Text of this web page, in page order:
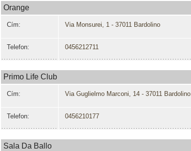
Orange
Cím: Via Monsurei, 1 - 37011 Bardolino
Telefon: 0456212711
Primo Life Club
Cím: Via Guglielmo Marconi, 14 - 37011 Bardolino
Telefon: 0456210177
Sala Da Ballo